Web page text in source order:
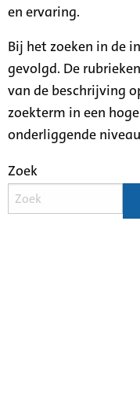
en ervaring.
Bij het zoeken in de
gevolgd. De
van de beschrijving
zoekterm in een
onderliggende
Zoek